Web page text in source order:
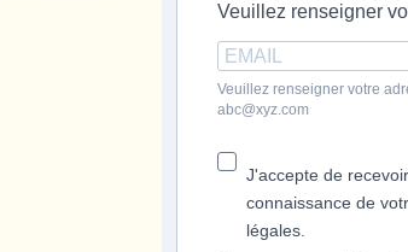
Veuillez renseigner
Veuillez renseigner votre
abc@xyz.com
J'accepte de
connaissance de
légales.